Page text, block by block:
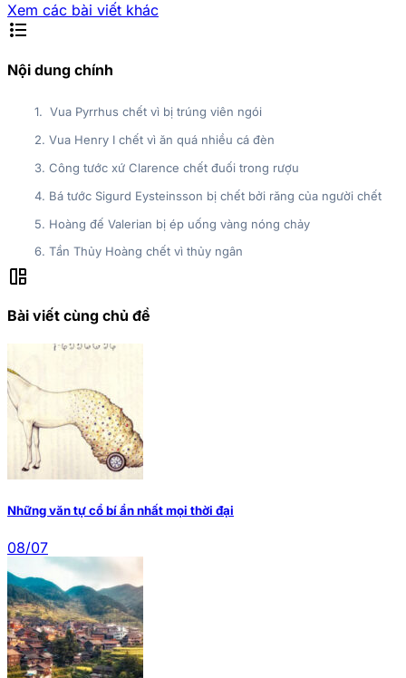
Xem các bài viết khác
format_list_bulleted
Nội dung chính
1. Vua Pyrrhus chết vì bị trúng viên ngói
2. Vua Henry I chết vì ăn quá nhiều cá đèn
3. Công tước xứ Clarence chết đuối trong rượu
4. Bá tước Sigurd Eysteinsson bị chết bởi răng của người chết
5. Hoàng đế Valerian bị ép uống vàng nóng chảy
6. Tần Thủy Hoàng chết vì thủy ngân
auto_awesome_mosaic
Bài viết cùng chủ đề
Những văn tự cổ bí ẩn nhất mọi thời đại
08/07